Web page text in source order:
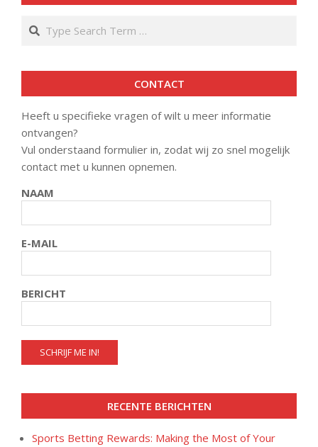
Search
CONTACT
Heeft u specifieke vragen of wilt u meer informatie
ontvangen?
Vul onderstaand formulier in, zodat wij zo snel mogelijk
contact met u kunnen opnemen.
NAAM
E-MAIL
BERICHT
RECENTE BERICHTEN
Sports Betting Rewards: Making the Most of Your